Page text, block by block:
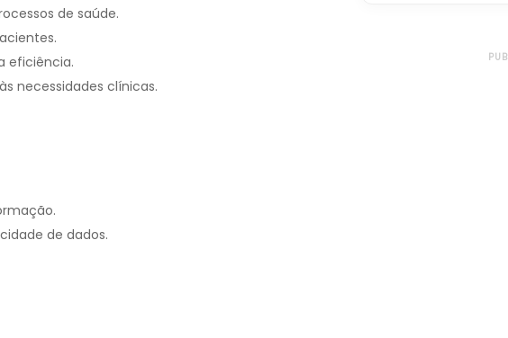
de saúde.
eficiência.
necessidades clínicas.
de dados.